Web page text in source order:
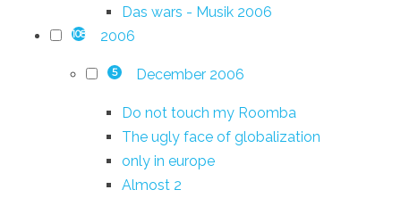
Das wars - Musik 2006
108 2006
5 December 2006
Do not touch my Roomba
The ugly face of globalization
only in europe
Almost 2